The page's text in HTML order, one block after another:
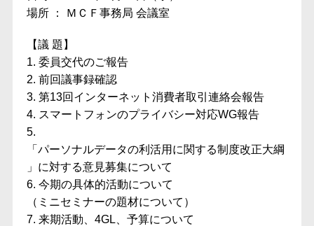
場所 ： ＭＣＦ事務局 会議室
【議 題】
1. 委員交代のご報告
2. 前回議事録確認
3. 第13回インターネット消費者取引連絡会報告
4. スマートフォンのプライバシー対応WG報告
5.
「パーソナルデータの利活用に関する制度改正大綱
」に対する意見募集について
6. 今期の具体的活動について
（ミニセミナーの題材について）
7. 来期活動、4GL、予算について